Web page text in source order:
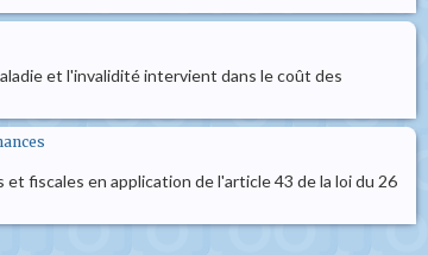
et l'invalidité intervient dans le coût des
fiscales en application de l'article 43 de la loi du 26